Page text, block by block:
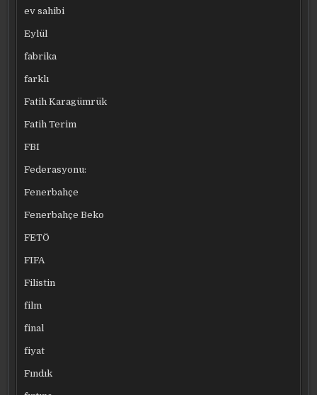
ev sahibi
Eylül
fabrika
farklı
Fatih Karagümrük
Fatih Terim
FBI
Federasyonu:
Fenerbahçe
Fenerbahçe Beko
FETÖ
FIFA
Filistin
film
final
fiyat
Fındık